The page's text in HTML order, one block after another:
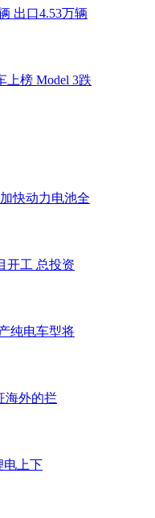
出口4.53万辆
上榜 Model 3跌
快动力电池全
开工 总投资
纯电车型将
海外的拦
电上下